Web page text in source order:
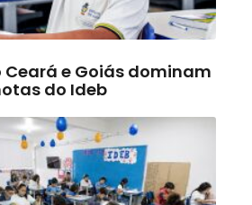
e Goiás dominam
do Ideb